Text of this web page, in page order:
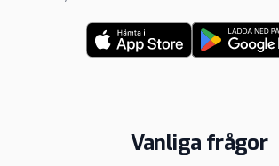
Vanliga frågor